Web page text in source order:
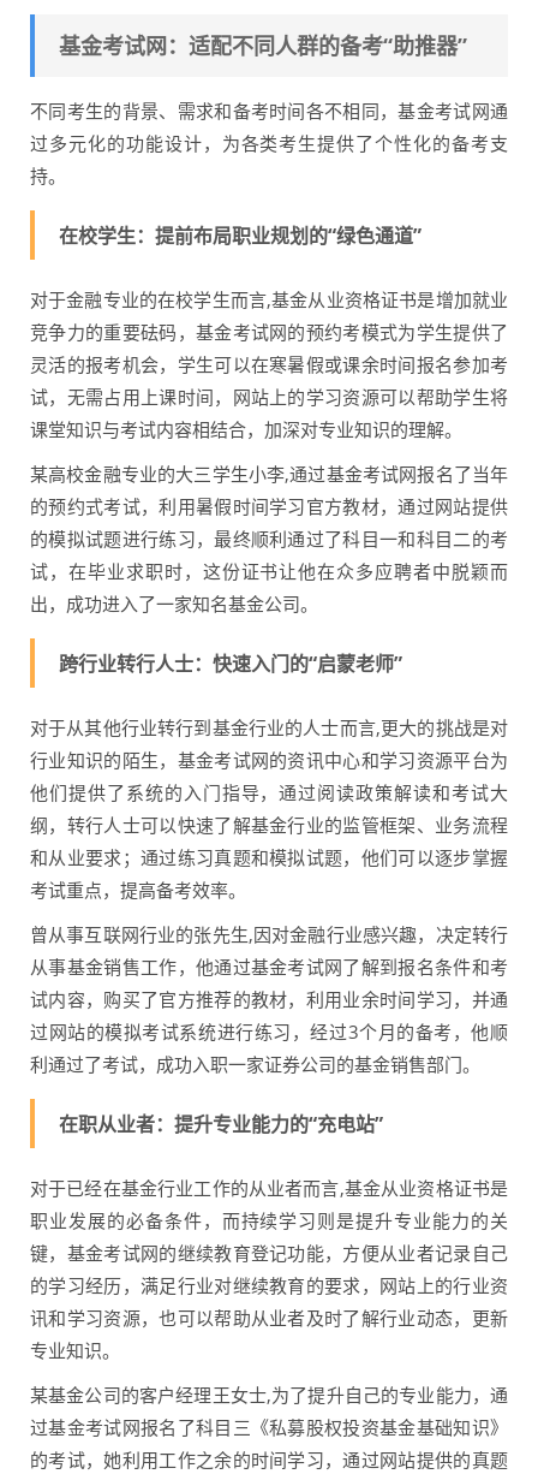
基金考试网：适配不同人群的备考“助推器”
不同考生的背景、需求和备考时间各不相同，基金考试网通
过多元化的功能设计，为各类考生提供了个性化的备考支
持。
在校学生：提前布局职业规划的“绿色通道”
对于金融专业的在校学生而言,基金从业资格证书是增加就业
竞争力的重要砝码，基金考试网的预约考模式为学生提供了
灵活的报考机会，学生可以在寒暑假或课余时间报名参加考
试，无需占用上课时间，网站上的学习资源可以帮助学生将
课堂知识与考试内容相结合，加深对专业知识的理解。
某高校金融专业的大三学生小李,通过基金考试网报名了当年
的预约式考试，利用暑假时间学习官方教材，通过网站提供
的模拟试题进行练习，最终顺利通过了科目一和科目二的考
试，在毕业求职时，这份证书让他在众多应聘者中脱颖而
出，成功进入了一家知名基金公司。
跨行业转行人士：快速入门的“启蒙老师”
对于从其他行业转行到基金行业的人士而言,更大的挑战是对
行业知识的陌生，基金考试网的资讯中心和学习资源平台为
他们提供了系统的入门指导，通过阅读政策解读和考试大
纲，转行人士可以快速了解基金行业的监管框架、业务流程
和从业要求；通过练习真题和模拟试题，他们可以逐步掌握
考试重点，提高备考效率。
曾从事互联网行业的张先生,因对金融行业感兴趣，决定转行
从事基金销售工作，他通过基金考试网了解到报名条件和考
试内容，购买了官方推荐的教材，利用业余时间学习，并通
过网站的模拟考试系统进行练习，经过3个月的备考，他顺
利通过了考试，成功入职一家证券公司的基金销售部门。
在职从业者：提升专业能力的“充电站”
对于已经在基金行业工作的从业者而言,基金从业资格证书是
职业发展的必备条件，而持续学习则是提升专业能力的关
键，基金考试网的继续教育登记功能，方便从业者记录自己
的学习经历，满足行业对继续教育的要求，网站上的行业资
讯和学习资源，也可以帮助从业者及时了解行业动态，更新
专业知识。
某基金公司的客户经理王女士,为了提升自己的专业能力，通
过基金考试网报名了科目三《私募股权投资基金基础知识》
的考试，她利用工作之余的时间学习，通过网站提供的真题